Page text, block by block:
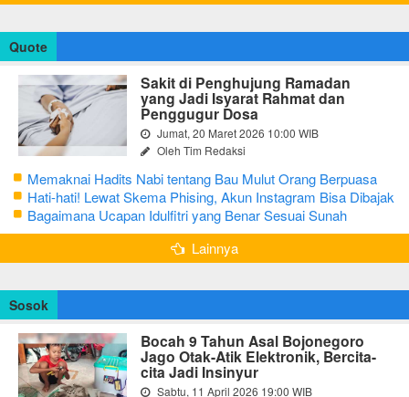
Quote
Sakit di Penghujung Ramadan
yang Jadi Isyarat Rahmat dan
Penggugur Dosa
Jumat, 20 Maret 2026 10:00 WIB
Oleh Tim Redaksi
Memaknai Hadits Nabi tentang Bau Mulut Orang Berpuasa
Secara Bijak Agar Tidak Menggangu
Hati-hati! Lewat Skema Phising, Akun Instagram Bisa Dibajak
Kurang dari 3 Menit
Bagaimana Ucapan Idulfitri yang Benar Sesuai Sunah
Rasulullah
Lainnya
Sosok
Bocah 9 Tahun Asal Bojonegoro
Jago Otak-Atik Elektronik, Bercita-
cita Jadi Insinyur
Sabtu, 11 April 2026 19:00 WIB